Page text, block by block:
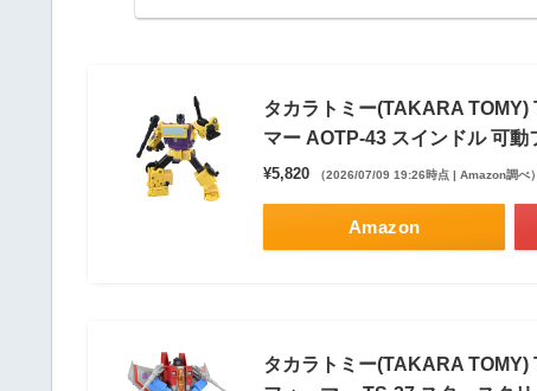
マスターピース G
タカラトミー(TAKARA TOMY)
マー AOTP-43 スインドル 可動
¥5,820 （2026/07/09 19:26時点 | Amazon調べ）
Amazon
タカラトミー(TAKARA